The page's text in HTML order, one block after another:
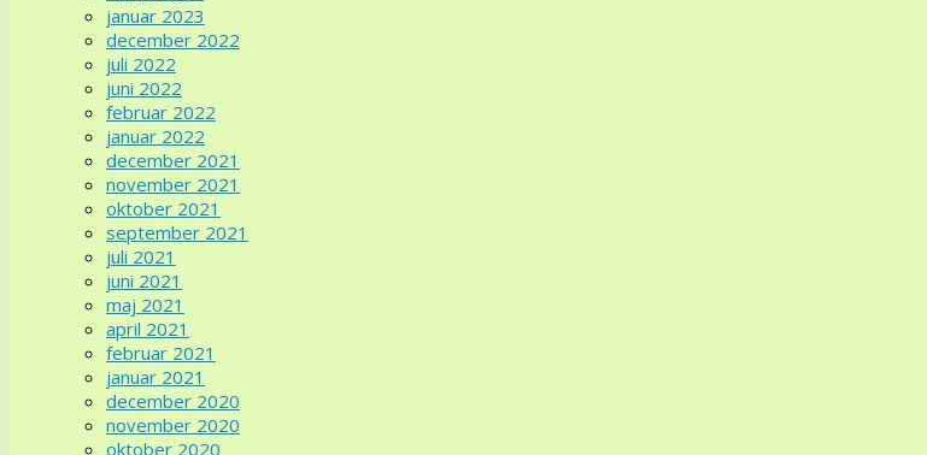
januar 2023
december 2022
juli 2022
juni 2022
februar 2022
januar 2022
december 2021
november 2021
oktober 2021
september 2021
juli 2021
juni 2021
maj 2021
april 2021
februar 2021
januar 2021
december 2020
november 2020
oktober 2020